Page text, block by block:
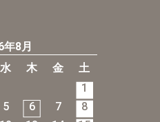
年8月
水 木 金
土
1
5 6 7
8